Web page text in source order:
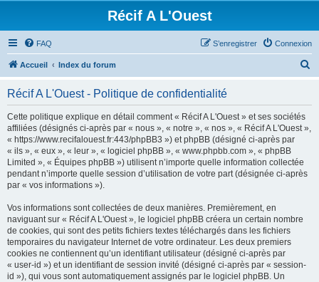
Récif A L'Ouest
FAQ Connexion
S’enregistrer
Accueil Index du forum
Récif A L'Ouest - Politique de confidentialité
Cette politique explique en détail comment « Récif A L'Ouest » et ses sociétés
affiliées (désignés ci-après par « nous », « notre », « nos », « Récif A L'Ouest »,
« https://www.recifalouest.fr:443/phpBB3 ») et phpBB (désigné ci-après par
« ils », « eux », « leur », « logiciel phpBB », « www.phpbb.com », « phpBB
Limited », « Équipes phpBB ») utilisent n’importe quelle information collectée
pendant n’importe quelle session d’utilisation de votre part (désignée ci-après
par « vos informations »).
Vos informations sont collectées de deux manières. Premièrement, en
naviguant sur « Récif A L'Ouest », le logiciel phpBB créera un certain nombre
de cookies, qui sont des petits fichiers textes téléchargés dans les fichiers
temporaires du navigateur Internet de votre ordinateur. Les deux premiers
cookies ne contiennent qu’un identifiant utilisateur (désigné ci-après par
« user-id ») et un identifiant de session invité (désigné ci-après par « session-
id »), qui vous sont automatiquement assignés par le logiciel phpBB. Un